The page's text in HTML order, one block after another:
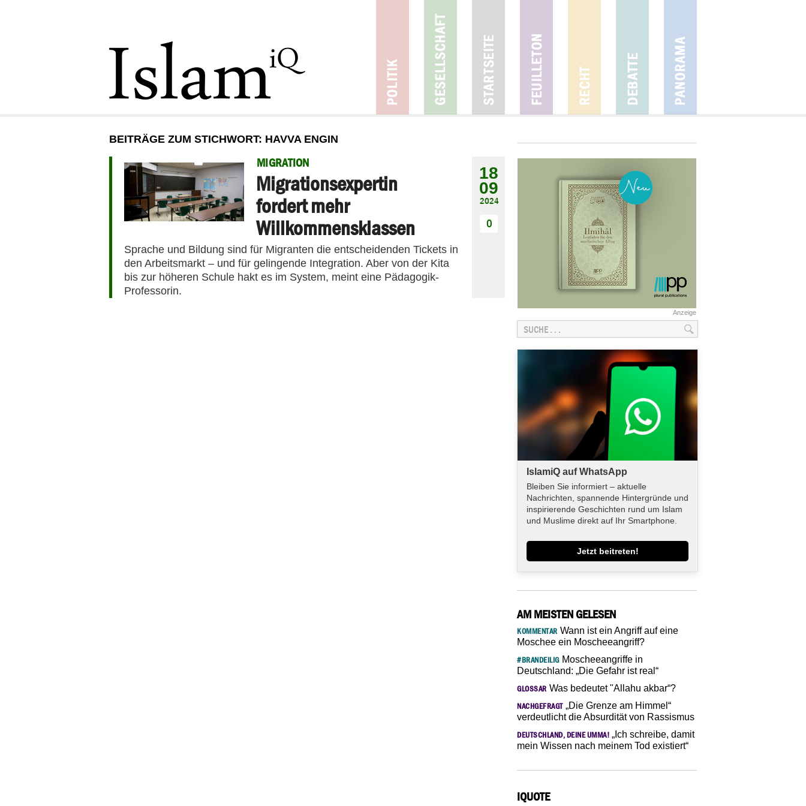
BEITRÄGE ZUM STICHWORT: HAVVA ENGIN
MIGRATION
Migrationsexpertin
fordert mehr
Willkommensklassen
Sprache und Bildung sind für Migranten die entscheidenden Tickets in
den Arbeitsmarkt – und für gelingende Integration. Aber von der Kita
bis zur höheren Schule hakt es im System, meint eine Pädagogik-
Professorin.
18
09
2024
0
Anzeige
IslamiQ auf WhatsApp
Bleiben Sie informiert – aktuelle
Nachrichten, spannende Hintergründe und
inspirierende Geschichten rund um Islam
und Muslime direkt auf Ihr Smartphone.
Jetzt beitreten!
AM MEISTEN GELESEN
KOMMENTAR Wann ist ein Angriff auf eine
Moschee ein Moscheeangriff?
#BRANDEILIGMoscheeangriffe in
Deutschland: „Die Gefahr ist real“
GLOSSAR Was bedeutet "Allahu akbar“?
NACHGEFRAGT„Die Grenze am Himmel“
verdeutlicht die Absurdität von Rassismus
DEUTSCHLAND, DEINE UMMA! „Ich schreibe, damit
mein Wissen nach meinem Tod existiert“
IQUOTE